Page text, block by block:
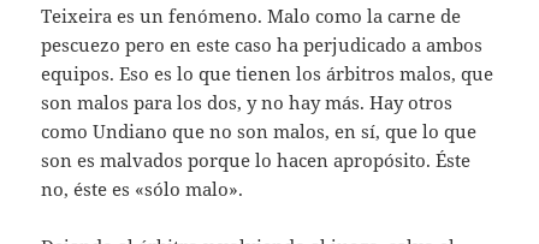
Teixeira es un fenómeno. Malo como la carne de
pescuezo pero en este caso ha perjudicado a ambos
equipos. Eso es lo que tienen los árbitros malos, que
son malos para los dos, y no hay más. Hay otros
como Undiano que no son malos, en sí, que lo que
son es malvados porque lo hacen apropósito. Éste
no, éste es «sólo malo».